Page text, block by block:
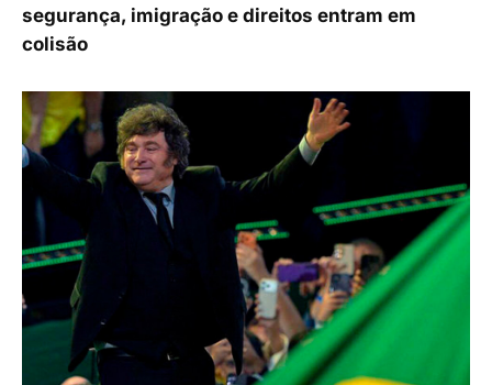
segurança, imigração e direitos entram em
colisão